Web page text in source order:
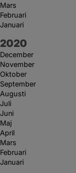
Mars
Februari
Januari
År:
2020
December
November
Oktober
September
Augusti
Juli
Juni
Maj
April
Mars
Februari
Januari